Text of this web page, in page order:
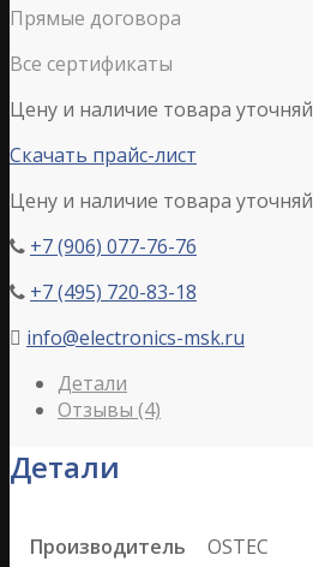
Прямые договора
Все сертификаты
Цену и наличие товара
Скачать прайс-лист
Цену и наличие товара
 +7 (906) 077-76-76
 +7 (495) 720-83-18
 info@electronics-msk.ru
Детали
Отзывы (4)
Детали
Производитель OSTEC